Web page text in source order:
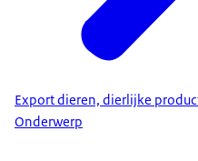
Export dieren, dierlijke
Onderwerp